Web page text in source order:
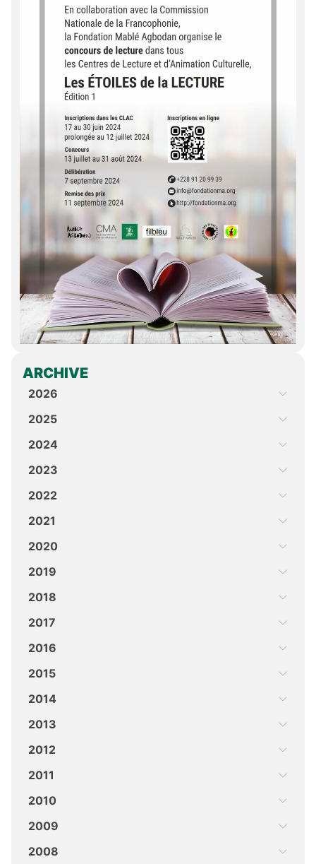
ARCHIVE
2026
2025
2024
2023
2022
2021
2020
2019
2018
2017
2016
2015
2014
2013
2012
2011
2010
2009
2008